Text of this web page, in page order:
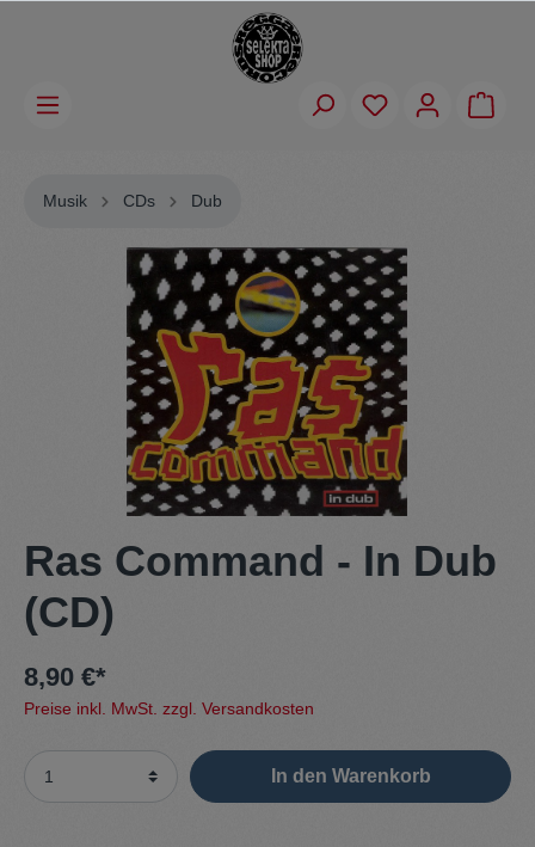
Musik CDs Dub
Ras Command - In Dub
(CD)
8,90 €*
Preise inkl. MwSt. zzgl. Versandkosten
In den Warenkorb